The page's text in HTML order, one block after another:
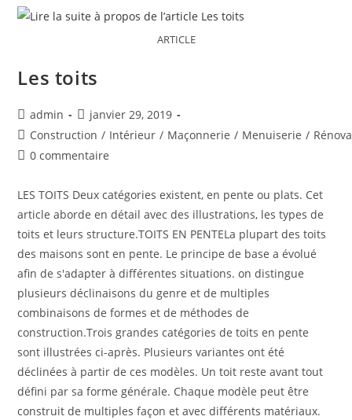
ARTICLE
Les toits
admin
janvier 29, 2019
Construction / Intérieur / Maçonnerie / Menuiserie /
0 commentaire
LES TOITS Deux catégories existent, en pente ou plats. Cet
article aborde en détail avec des illustrations, les types de
toits et leurs structure.TOITS EN PENTELa plupart des toits
des maisons sont en pente. Le principe de base a évolué
afin de s'adapter à différentes situations. on distingue
plusieurs déclinaisons du genre et de multiples
combinaisons de formes et de méthodes de
construction.Trois grandes catégories de toits en pente
sont illustrées ci-après. Plusieurs variantes ont été
déclinées à partir de ces modèles. Un toit reste avant tout
défini par sa forme générale. Chaque modèle peut être
construit de multiples façon et avec différents matériaux.